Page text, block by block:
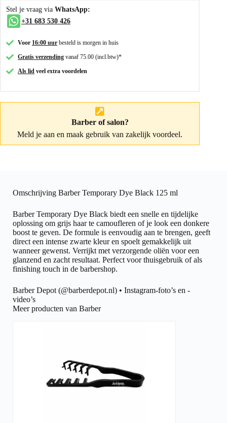
Stel je vraag via WhatsApp:
+31 683 530 426
Voor 16:00 uur besteld is morgen in huis
Gratis verzending vanaf 75.00 (incl.btw)*
Als lid veel extra voordelen
Barber of salon?
Meld je aan en maak gebruik van zakelijk voordeel.
Omschrijving Barber Temporary Dye Black 125 ml
Barber Temporary Dye Black biedt een snelle en tijdelijke
oplossing om grijs haar te camoufleren of je look een donkere
boost te geven. De formule is eenvoudig aan te brengen, geeft
direct een intense zwarte kleur en spoelt gemakkelijk uit
wanneer gewenst. Verrijkt met verzorgende oliën voor een
glanzend en zacht resultaat. Perfect voor thuisgebruik of als
finishing touch in de barbershop.
Barber Depot (@barberdepot.nl) • Instagram-foto’s en -
video’s
Meer producten van Barber